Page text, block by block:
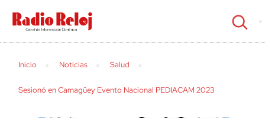
cerrar
Inicio Noticias Salud
Sesionó en Camagüey Evento Nacional PEDIACAM 2023